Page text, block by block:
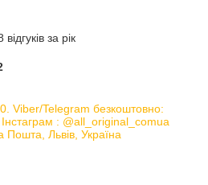
за рік
Viber/Telegram безкоштовно:
: @all_original_comua
Пошта, Львів, Україна